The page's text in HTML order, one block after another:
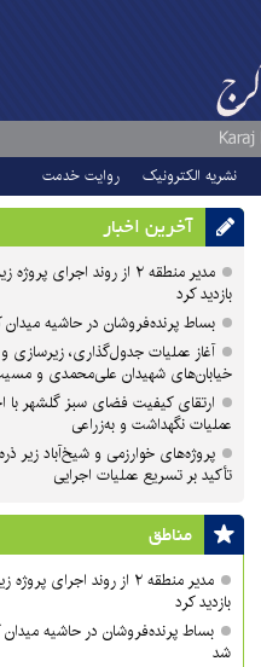
نشریه الکترونیک روایت خدمت
آخرین اخبار
مدیر منطقه ۲ از روند اجرای
بازدید کرد
بساط پرنده‌فروشان در حاشیه
آغاز عملیات جدول‌گذاری، زیرسازی
خیابان‌های شهیدان علی‌محمدی و
ارتقای کیفیت فضای سبز گلشهر با
عملیات نگهداشت و به‌زراعی
پروژه‌های خوارزمی و شیخ‌آباد زیر
تأکید بر تسریع عملیات اجرایی
مناطق
مدیر منطقه ۲ از روند اجرای
بازدید کرد
بساط پرنده‌فروشان در حاشیه
شد